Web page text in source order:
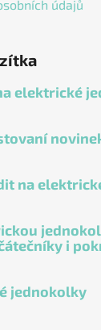
údajů
elektrické
na
i
jednokolky